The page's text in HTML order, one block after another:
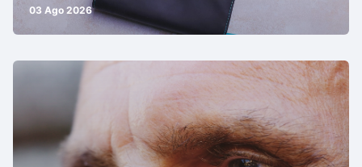
03 Ago 2026